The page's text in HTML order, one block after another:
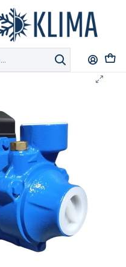
0.5 HP DURA